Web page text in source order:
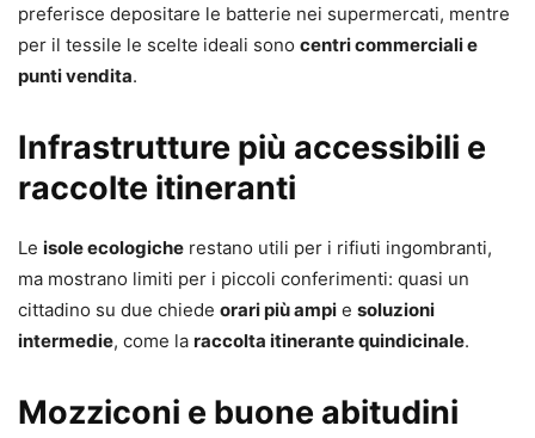
preferisce depositare le batterie nei supermercati, mentre
per il tessile le scelte ideali sono centri commerciali e
punti vendita.
Infrastrutture più accessibili e
raccolte itineranti
Le isole ecologiche restano utili per i rifiuti ingombranti,
ma mostrano limiti per i piccoli conferimenti: quasi un
cittadino su due chiede orari più ampi e soluzioni
intermedie, come la raccolta itinerante quindicinale.
Mozziconi e buone abitudini